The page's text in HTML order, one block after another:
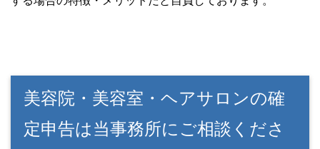
美容院・美容室・ヘアサロンの確
定申告は当事務所にご相談くださ